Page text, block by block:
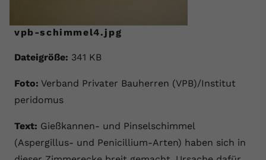
vpb-schimmel4.jpg
Dateigröße: 341 KB
Foto: Verband Privater Bauherren (VPB)/Institut
peridomus
Text: Gießkannen- und Pinselschimmel
(Aspergillus- und Penicillium-Arten) haben sich in